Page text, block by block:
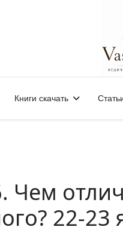
Книги скачать
Чем
22-23